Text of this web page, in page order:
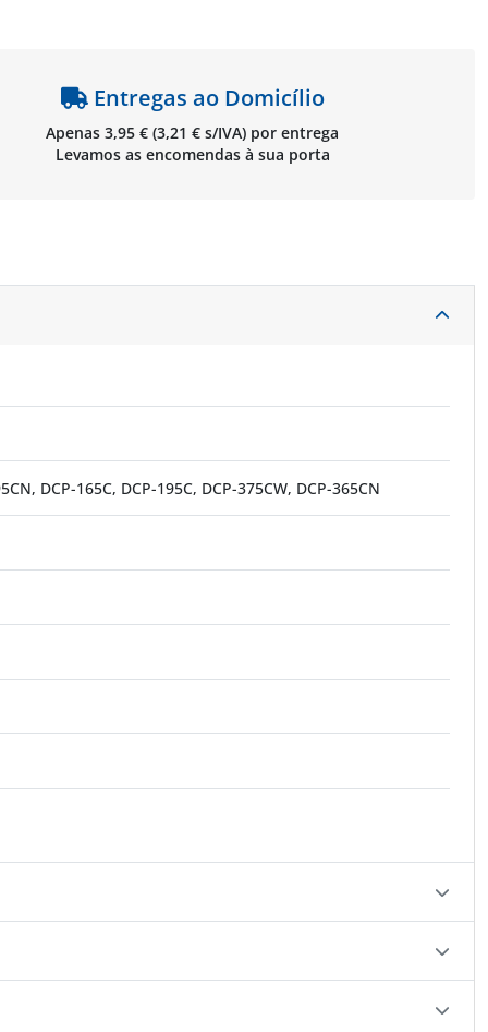
Entregas ao Domicílio
Apenas 3,95 € (3,21 € s/IVA) por entrega
Levamos as encomendas à sua porta
DCP-165C, DCP-195C, DCP-375CW, DCP-365CN